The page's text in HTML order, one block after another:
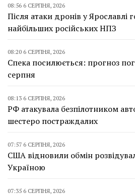
08:56 6 СЕРПНЯ, 2026
Після атаки дронів у Ярославлі
найбільших російських НПЗ
08:20 6 СЕРПНЯ, 2026
Спека посилюється: прогноз
серпня
08:13 6 СЕРПНЯ, 2026
РФ атакувала безпілотником
шестеро постраждалих
07:57 6 СЕРПНЯ, 2026
США відновили обмін
Україною
07:35 6 СЕРПНЯ, 2026